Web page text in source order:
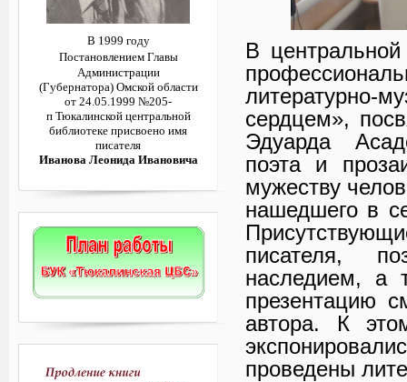
В
литературно-
сердцем»,
Эдуарда
поэта и
мужеству
нашедшего в
писателя,
наследием, а
презентацию
автора. К
проведены
В 1999 году
Постановлением Главы
Администрации
(Губернатора) Омской области
от 24.05.1999 №205-
п Тюкалинской центральной
библиотеке присвоено имя
писателя
Иванова Леонида Ивановича